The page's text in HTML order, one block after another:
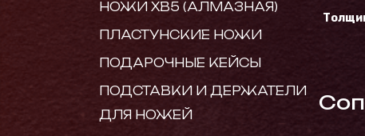
НОЖИ ХВ5 (АЛМАЗНАЯ)
ПЛАСТУНСКИЕ НОЖИ
ПОДАРОЧНЫЕ КЕЙСЫ
ПОДСТАВКИ И ДЕРЖАТЕЛИ
ДЛЯ НОЖЕЙ